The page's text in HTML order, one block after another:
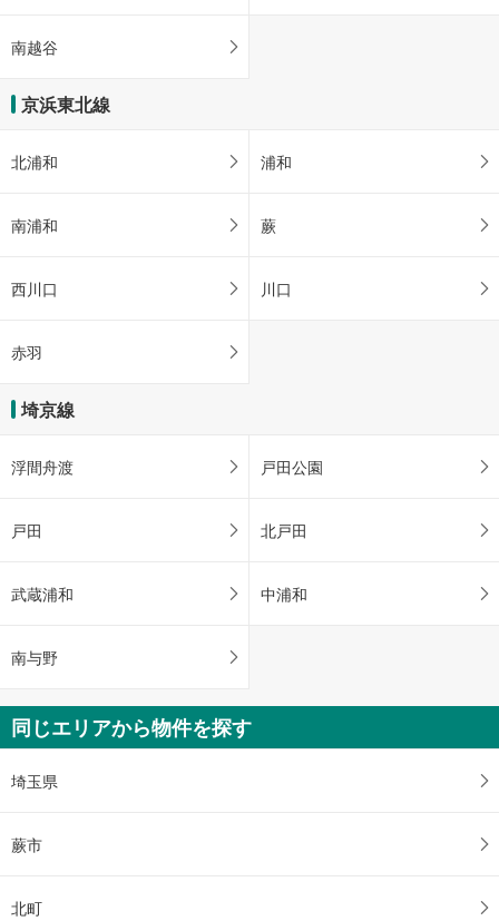
南越谷
京浜東北線
北浦和 浦和
南浦和 蕨
西川口 川口
赤羽
埼京線
浮間舟渡 戸田公園
戸田 北戸田
武蔵浦和 中浦和
南与野
同じエリアから物件を探す
埼玉県
蕨市
北町